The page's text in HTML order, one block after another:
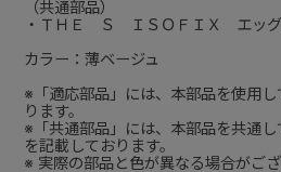
（共通部品）
・ＴＨＥ Ｓ ＩＳＯＦＩＸ エッ
カラー：薄ベージュ
※「適応部品」には、本部品を使用
ります。
※「共通部品」には、本部品を共通
を記載しております。
※ 実際の部品と色が異なる場合がござ